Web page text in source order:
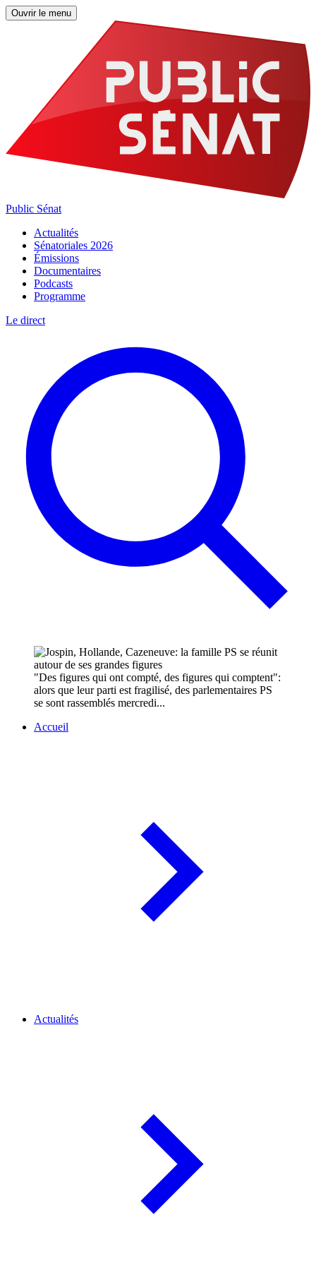
Ouvrir le menu
Public Sénat
Actualités
Sénatoriales 2026
Émissions
Documentaires
Podcasts
Programme
Le direct
"Des figures qui ont compté, des figures qui comptent":
alors que leur parti est fragilisé, des parlementaires PS
se sont rassemblés mercredi...
Accueil
Actualités